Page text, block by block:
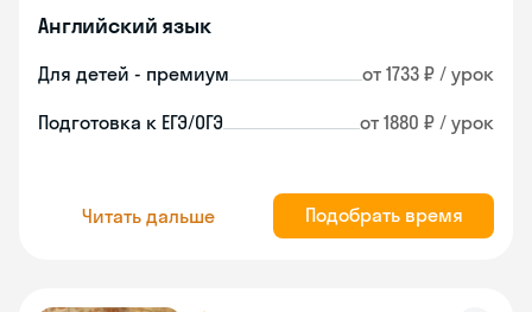
Английский язык
Для детей - премиум от 1733 ₽ / урок
Подготовка к ЕГЭ/ОГЭ от 1880 ₽ / урок
Читать дальше Подобрать время